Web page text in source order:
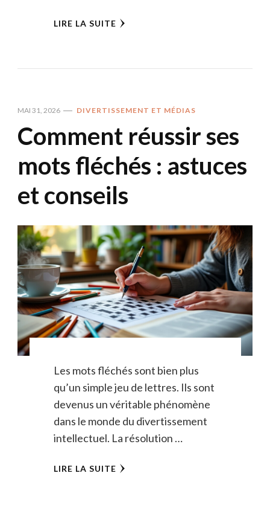
LIRE LA SUITE
MAI 31, 2026 DIVERTISSEMENT ET MÉDIAS
Comment réussir ses
mots fléchés : astuces
et conseils
Les mots fléchés sont bien plus
qu’un simple jeu de lettres. Ils sont
devenus un véritable phénomène
dans le monde du divertissement
intellectuel. La résolution …
LIRE LA SUITE